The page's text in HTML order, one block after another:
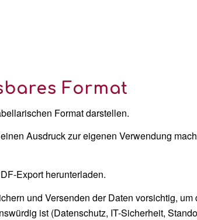
Format
Format darstellen.
Ausdruck zur eigenen Verwendung
Export herunterladen.
und Versenden der Daten vorsichtig, um
ist (Datenschutz, IT-Sicherheit,